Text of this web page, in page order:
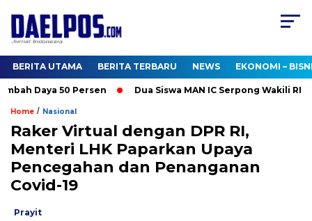
BERITA UTAMA BERITA TERBARU NEWS EKONOMI –
Daya 50 Persen Dua Siswa MAN IC Serpong Wakili RI di
Home / Nasional
Raker Virtual dengan DPR RI,
Menteri LHK Paparkan Upaya
Pencegahan dan Penanganan
Covid-19
Prayit